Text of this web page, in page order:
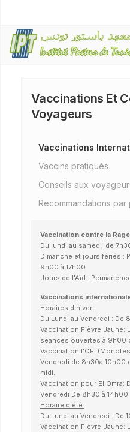
Vaccinations Et
Voyageurs
Vaccinations
Vaccins pratiqués
Conseils aux
Recommandations par
Vaccination contre la
Du lundi au samedi de
Dimanche et jours fériés :
9h00 à 17h00
Jours de l'Aïd :
Vaccinations
Horaires d'hiver :
Du Lundi au Vendredi : De
Vaccination Fièvre Jaune:
séances ouvertes à 9h00
Vaccination l'OFI
Vendredi de 8h30à 10h00
midi.
Vaccination pour El Omra:
Vendredi De 8h30 à 14h00
Horaire d'été:
Du Lundi au Vendredi : De
Vaccination Fièvre Jaune: